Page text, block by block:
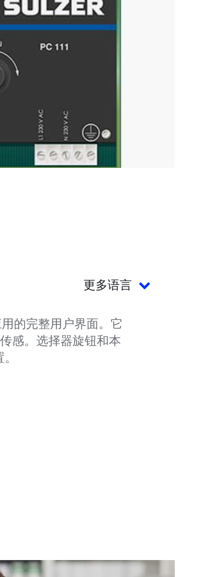
更多语言
的完整用户界面。它
感。选择器旋钮和本